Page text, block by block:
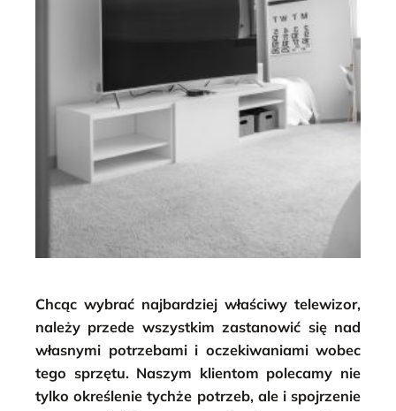
Chcąc wybrać najbardziej właściwy telewizor,
należy przede wszystkim zastanowić się nad
własnymi potrzebami i oczekiwaniami wobec
tego sprzętu. Naszym klientom polecamy nie
tylko określenie tychże potrzeb, ale i spojrzenie